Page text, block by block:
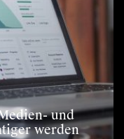
und
werden